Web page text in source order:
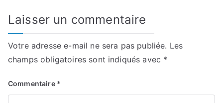
Laisser un commentaire
Votre adresse e-mail ne sera pas publiée. Les
champs obligatoires sont indiqués avec *
Commentaire *